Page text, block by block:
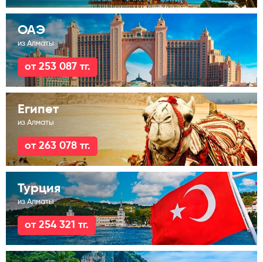
ОАЭ
из Алматы
от 253 087 тг.
Египет
из Алматы
от 263 078 тг.
Турция
из Алматы
от 254 321 тг.